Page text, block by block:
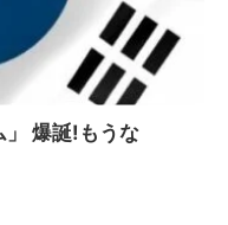
」 爆誕!もうな